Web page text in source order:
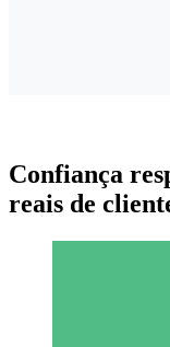
Confiança
reais de